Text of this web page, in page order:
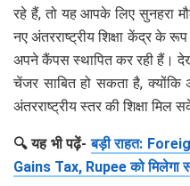
रहे हैं, तो यह आपके लिए सुनहरा
नए अंतरराष्ट्रीय शिक्षा केंद्र के
अपने कैंपस स्थापित कर रही हैं।
चेंजर साबित हो सकता है, क्योंकि
अंतरराष्ट्रीय स्तर की शिक्षा मिल
🔍 यह भी पढ़ें-बड़ी राहत:
Gains Tax, Rupee को मिलेगा